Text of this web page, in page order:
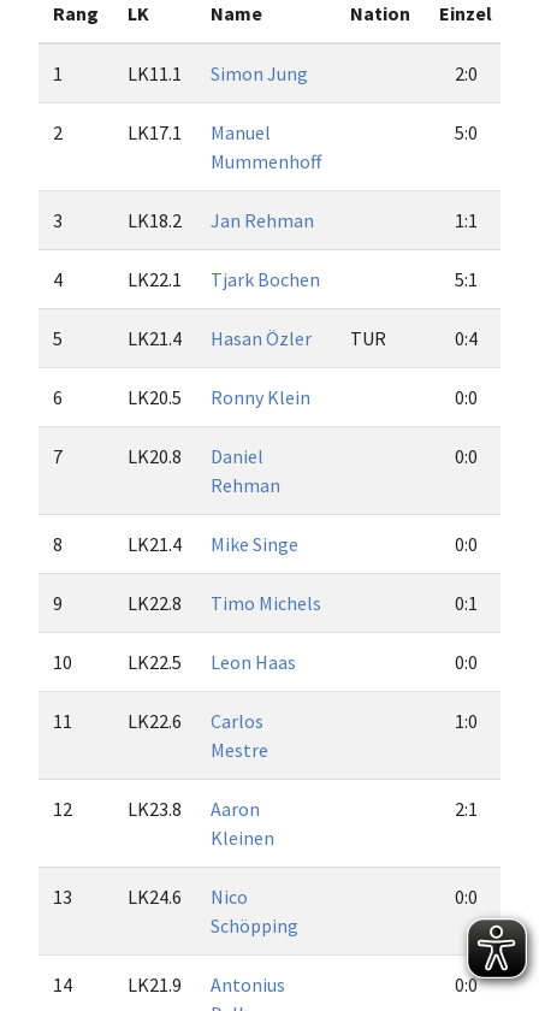
Rang LK Name Nation Einzel
1 LK11.1 Simon Jung 2:0
2 LK17.1
Manuel
Mummenhoff
5:0
3 LK18.2 Jan Rehman 1:1
4 LK22.1 Tjark Bochen 5:1
5 LK21.4 Hasan Özler TUR 0:4
6 LK20.5 Ronny Klein 0:0
7 LK20.8
Daniel
Rehman
0:0
8 LK21.4 Mike Singe 0:0
9 LK22.8 Timo Michels 0:1
10 LK22.5 Leon Haas 0:0
11 LK22.6
Carlos
Mestre
1:0
12 LK23.8
Aaron
Kleinen
2:1
13 LK24.6
Nico
Schöpping
0:0
14 LK21.9
Antonius
0:0